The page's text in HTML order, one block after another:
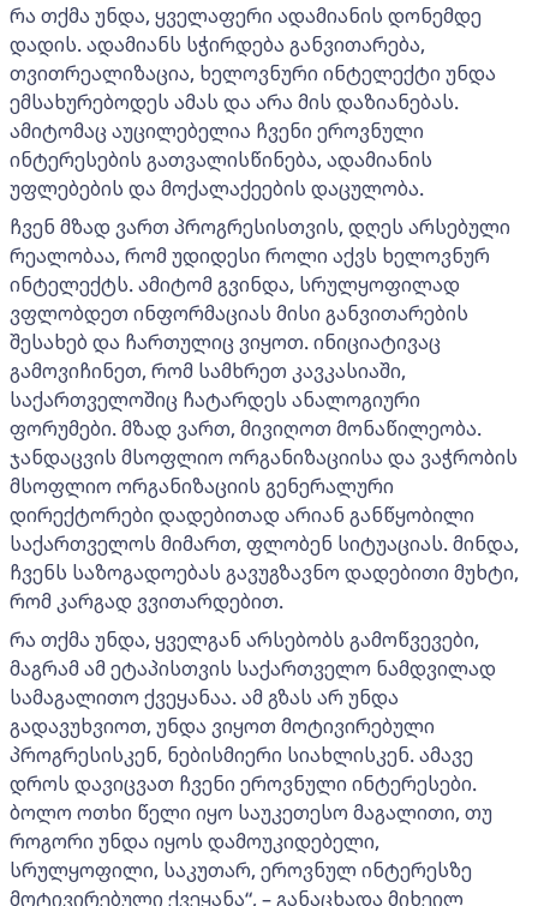
რა თქმა უნდა, ყველაფერი ადამიანის დონემდე
დადის. ადამიანს სჭირდება განვითარება,
თვითრეალიზაცია, ხელოვნური ინტელექტი უნდა
ემსახურებოდეს ამას და არა მის დაზიანებას.
ამიტომაც აუცილებელია ჩვენი ეროვნული
ინტერესების გათვალისწინება, ადამიანის
უფლებების და მოქალაქეების დაცულობა.
ჩვენ მზად ვართ პროგრესისთვის, დღეს არსებული
რეალობაა, რომ უდიდესი როლი აქვს ხელოვნურ
ინტელექტს. ამიტომ გვინდა, სრულყოფილად
ვფლობდეთ ინფორმაციას მისი განვითარების
შესახებ და ჩართულიც ვიყოთ. ინიციატივაც
გამოვიჩინეთ, რომ სამხრეთ კავკასიაში,
საქართველოშიც ჩატარდეს ანალოგიური
ფორუმები. მზად ვართ, მივიღოთ მონაწილეობა.
ჯანდაცვის მსოფლიო ორგანიზაციისა და ვაჭრობის
მსოფლიო ორგანიზაციის გენერალური
დირექტორები დადებითად არიან განწყობილი
საქართველოს მიმართ, ფლობენ სიტუაციას. მინდა,
ჩვენს საზოგადოებას გავუგზავნო დადებითი მუხტი,
რომ კარგად ვვითარდებით.
რა თქმა უნდა, ყველგან არსებობს გამოწვევები,
მაგრამ ამ ეტაპისთვის საქართველო ნამდვილად
სამაგალითო ქვეყანაა. ამ გზას არ უნდა
გადავუხვიოთ, უნდა ვიყოთ მოტივირებული
პროგრესისკენ, ნებისმიერი სიახლისკენ. ამავე
დროს დავიცვათ ჩვენი ეროვნული ინტერესები.
ბოლო ოთხი წელი იყო საუკეთესო მაგალითი, თუ
როგორი უნდა იყოს დამოუკიდებელი,
სრულყოფილი, საკუთარ, ეროვნულ ინტერესზე
მოტივირებული ქვეყანა“, – განაცხადა მიხეილ